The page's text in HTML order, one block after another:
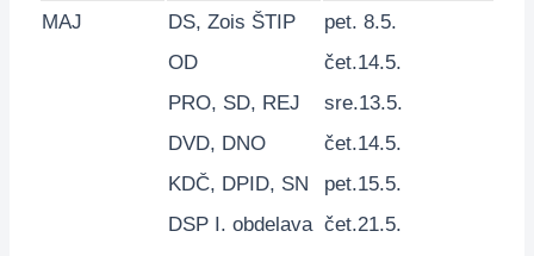
MAJ
DS, Zois ŠTIP
pet. 8.5.
OD
čet.14.5.
PRO, SD, REJ
sre.13.5.
DVD, DNO
čet.14.5.
KDČ, DPID, SN
pet.15.5.
DSP I. obdelava čet.21.5.